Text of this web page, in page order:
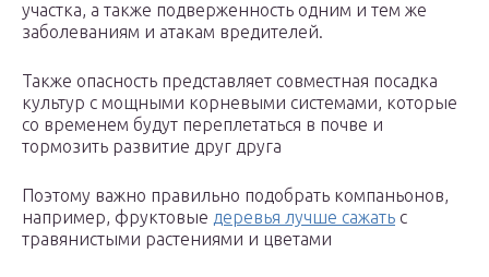
участка, а также подверженность одним и тем же
заболеваниям и атакам вредителей.
Также опасность представляет совместная посадка
культур с мощными корневыми системами, которые
со временем будут переплетаться в почве и
тормозить развитие друг друга
Поэтому важно правильно подобрать компаньонов,
например, фруктовые деревья лучше сажать с
травянистыми растениями и цветами